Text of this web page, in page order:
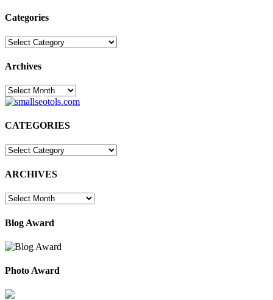
Categories
Categories
Archives
Archives
30
CATEGORIES
CATEGORIES
ARCHIVES
ARCHIVES
Blog Award
Photo Award